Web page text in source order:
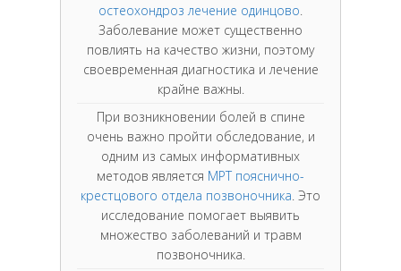
остеохондроз лечение одинцово
Заболевание может существенно
повлиять на качество жизни, поэтому
своевременная диагностика и лечение
крайне важны.
При возникновении болей в спине
очень важно пройти обследование, и
одним из самых информативных
методов является МРТ пояснично-
крестцового отдела позвоночника . Это
исследование помогает выявить
множество заболеваний и травм
позвоночника.